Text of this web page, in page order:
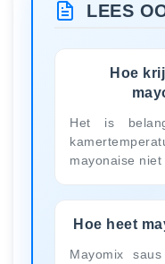
LEES
Hoe
Het is
mayonaise niet
Hoe heet
Mayomix